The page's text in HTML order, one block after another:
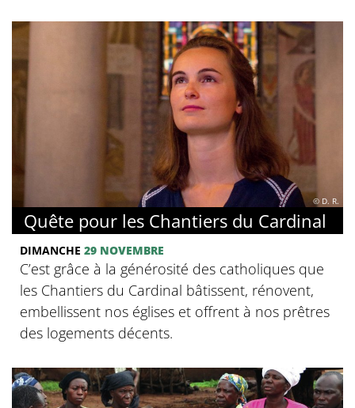
© D. R.
Quête pour les Chantiers du Cardinal
DIMANCHE 29 NOVEMBRE
C’est grâce à la générosité des catholiques que
les Chantiers du Cardinal bâtissent, rénovent,
embellissent nos églises et offrent à nos prêtres
des logements décents.